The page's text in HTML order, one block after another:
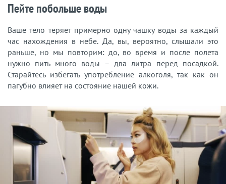
Пейте побольше воды
Ваше тело теряет примерно одну чашку воды за каждый
час нахождения в небе. Да, вы, вероятно, слышали это
раньше, но мы повторим: до, во время и после полета
нужно пить много воды – два литра перед посадкой.
Старайтесь избегать употребление алкоголя, так как он
пагубно влияет на состояние нашей кожи.